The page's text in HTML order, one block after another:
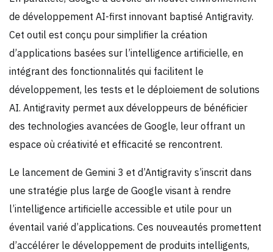
de développement AI-first innovant baptisé Antigravity.
Cet outil est conçu pour simplifier la création
d’applications basées sur l’intelligence artificielle, en
intégrant des fonctionnalités qui facilitent le
développement, les tests et le déploiement de solutions
AI. Antigravity permet aux développeurs de bénéficier
des technologies avancées de Google, leur offrant un
espace où créativité et efficacité se rencontrent.
Le lancement de Gemini 3 et d’Antigravity s’inscrit dans
une stratégie plus large de Google visant à rendre
l’intelligence artificielle accessible et utile pour un
éventail varié d’applications. Ces nouveautés promettent
d’accélérer le développement de produits intelligents,